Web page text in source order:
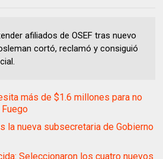
afiliados de OSEF tras nuevo
cortó, reclamó y consiguió
más de $1.6 millones para no
la nueva subsecretaria de Gobierno
Seleccionaron los cuatro nuevos